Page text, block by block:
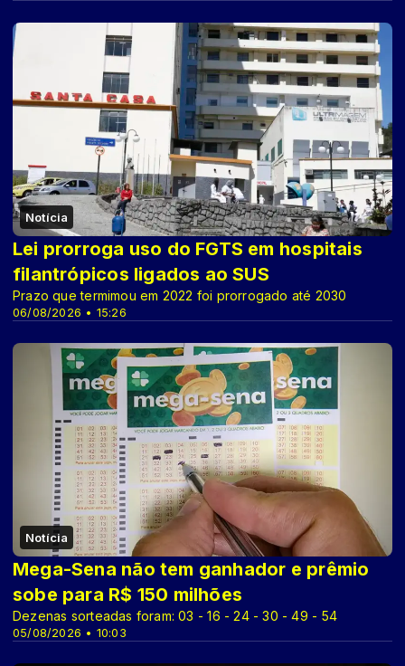
Notícia
06/08/2026 • 15:26
Lei prorroga uso do FGTS em hospitais
filantrópicos ligados ao SUS
Prazo que termimou em 2022 foi prorrogado até 2030
Notícia
05/08/2026 • 10:03
Mega-Sena não tem ganhador e prêmio
sobe para R$ 150 milhões
Dezenas sorteadas foram: 03 - 16 - 24 - 30 - 49 - 54